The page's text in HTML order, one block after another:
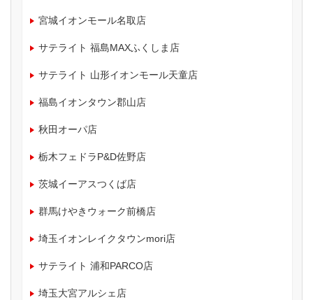
宮城イオンモール名取店
サテライト 福島MAXふくしま店
サテライト 山形イオンモール天童店
福島イオンタウン郡山店
秋田オーパ店
栃木フェドラP&D佐野店
茨城イーアスつくば店
群馬けやきウォーク前橋店
埼玉イオンレイクタウンmori店
サテライト 浦和PARCO店
埼玉大宮アルシェ店